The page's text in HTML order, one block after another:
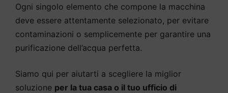
Ogni singolo elemento che compone la macchina
deve essere attentamente selezionato, per evitare
contaminazioni o semplicemente per garantire una
purificazione dell’acqua perfetta.
Siamo qui per aiutarti a scegliere la miglior
soluzione per la tua casa o il tuo ufficio di